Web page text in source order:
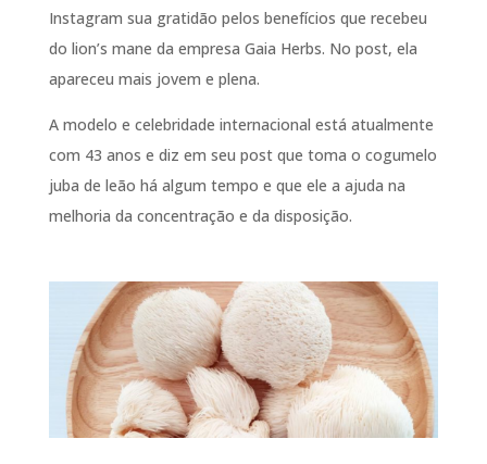
Instagram sua gratidão pelos benefícios que recebeu
do lion’s mane da empresa Gaia Herbs. No post, ela
apareceu mais jovem e plena.
A modelo e celebridade internacional está atualmente
com 43 anos e diz em seu post que toma o cogumelo
juba de leão há algum tempo e que ele a ajuda na
melhoria da concentração e da disposição.